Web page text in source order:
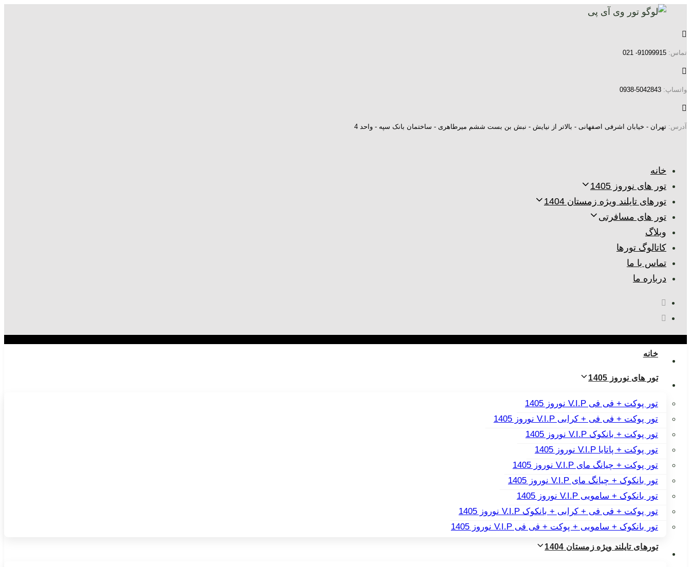
اولیه
پرش
به
محتوا
تماس: 91099915- 021
واتساپ: 5042843-0938
آدرس: تهران - خیابان اشرفی اصفهانی - بالاتر از نیایش - نبش بن بست ششم میرطاهری - ساختمان بانک سپه - واحد 4
خانه
تور های نوروز 1405
تورهای تایلند ویژه زمستان 1404
تور های مسافرتی
وبلاگ
کاتالوگ تورها
تماس با ما
درباره ما
خانه
تور های نوروز 1405
تور پوکت + فی فی V.I.P نوروز 1405
تور پوکت + فی فی + کرابی V.I.P نوروز 1405
تور پوکت + بانکوک V.I.P نوروز 1405
تور پوکت + پاتایا V.I.P نوروز 1405
تور پوکت + چیانگ مای V.I.P نوروز 1405
تور بانکوک + چیانگ مای V.I.P نوروز 1405
تور بانکوک + سامویی V.I.P نوروز 1405
تور پوکت + فی فی + کرابی + بانکوک V.I.P نوروز 1405
تور بانکوک + سامویی + پوکت + فی فی V.I.P نوروز 1405
تورهای تایلند ویژه زمستان 1404